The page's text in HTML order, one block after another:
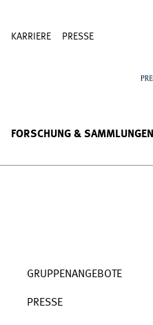
KARRIERE PRESSE
FORSCHUNG & SAMMLUNGEN
GRUPPENANGEBOTE
PRESSE